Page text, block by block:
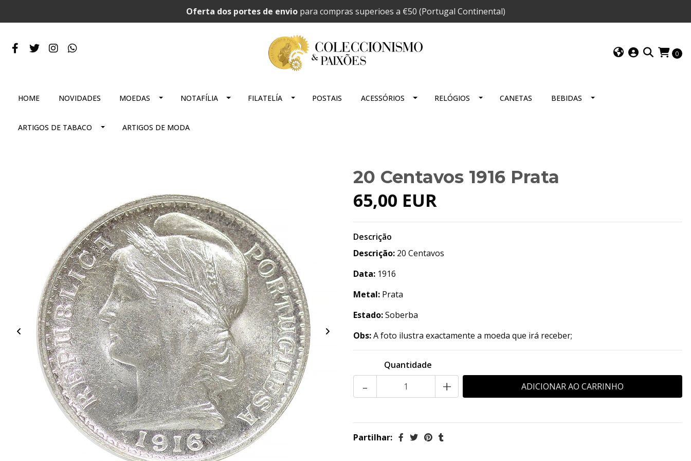
Oferta dos portes de enviopara compras superioes a €50 (Portugal Continental)
0
HOME NOVIDADES MOEDAS NOTAFÍLIA FILATELÍA POSTAIS ACESSÓRIOS RELÓGIOS CANETAS BEBIDAS
ARTIGOS DE TABACO ARTIGOS DE MODA
20 Centavos 1916 Prata
65,00 EUR
Descrição
Descrição: 20 Centavos
Data: 1916
Metal: Prata
Estado:Soberba
Obs:A foto ilustra exactamente a moeda que irá receber;
Quantidade
- +
Partilhar: